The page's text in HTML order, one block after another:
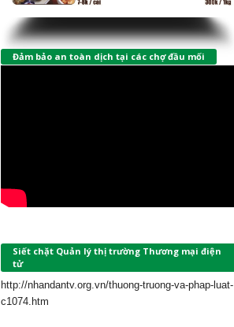
Đảm bảo an toàn dịch tại các chợ đầu mối
Siết chặt Quản lý thị trường Thương mại điện
tử
http://nhandantv.org.vn/thuong-truong-va-phap-luat-
c1074.htm